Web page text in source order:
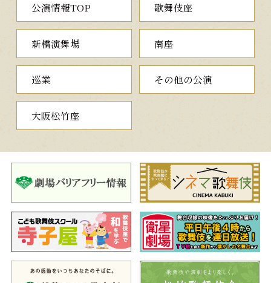
公演情報TOP 歌舞伎座
新橋演舞場 南座
巡業 その他の公演
大阪松竹座